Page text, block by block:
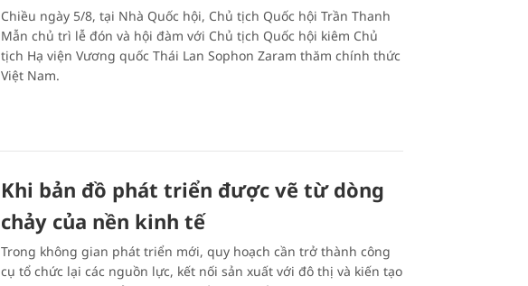
Chiều ngày 5/8, tại Nhà Quốc hội, Chủ tịch Quốc hội Trần Thanh
Mẫn chủ trì lễ đón và hội đàm với Chủ tịch Quốc hội kiêm Chủ
tịch Hạ viện Vương quốc Thái Lan Sophon Zaram thăm chính thức
Việt Nam.
Khi bản đồ phát triển được vẽ từ dòng
chảy của nền kinh tế
Trong không gian phát triển mới, quy hoạch cần trở thành công
cụ tổ chức lại các nguồn lực, kết nối sản xuất với đô thị và kiến tạo